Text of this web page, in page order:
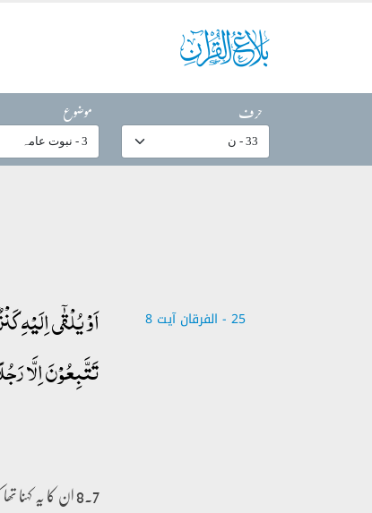
حرف
موضوع
25 - ‎الفرقان آیت 8
اَوۡ یُلۡقٰۤی اِلَیۡہِ
تَتَّبِعُوۡنَ اِلَّا
7۔8 ان کا یہ